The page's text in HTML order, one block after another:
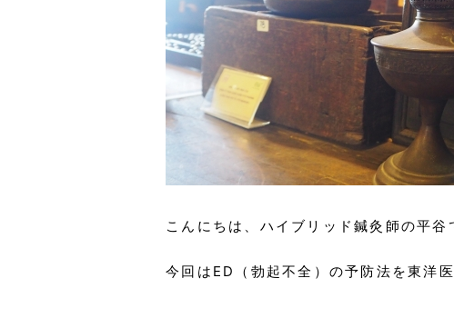
こんにちは、ハイブリッド鍼灸師の平谷
今回はED（勃起不全）の予防法を東洋